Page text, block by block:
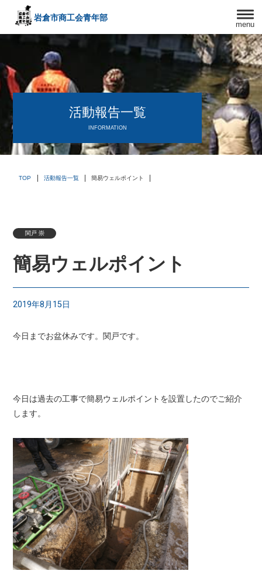
menu
岩倉市商工会青年部
〒482－0042
愛知県岩倉市中本町西出口31-1
TEL:0587-66-3400
FAX:0587-66-3417
頑張る中小企業を応援します！
活動報告一覧
INFORMATION
TOP 活動報告一覧 簡易ウェルポイント
関戸 崇
簡易ウェルポイント
2019年8月15日
今日までお盆休みです。関戸です。
今日は過去の工事で簡易ウェルポイントを設置したのでご紹介
します。